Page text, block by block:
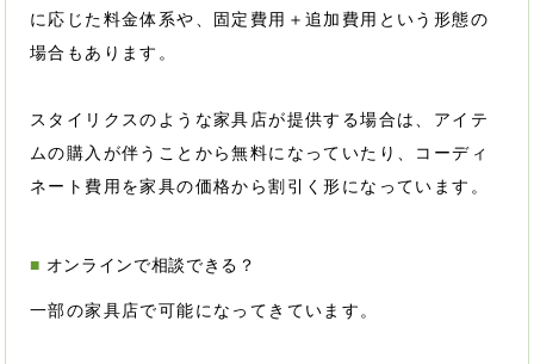
に応じた料金体系や、固定費用＋追加費用という形態の
場合もあります。
スタイリクスのような家具店が提供する場合は、アイテ
ムの購入が伴うことから無料になっていたり、コーディ
ネート費用を家具の価格から割引く形になっています。
オンラインで相談できる？
一部の家具店で可能になってきています。